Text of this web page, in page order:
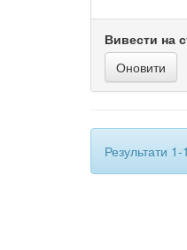
Вивести на
Результати